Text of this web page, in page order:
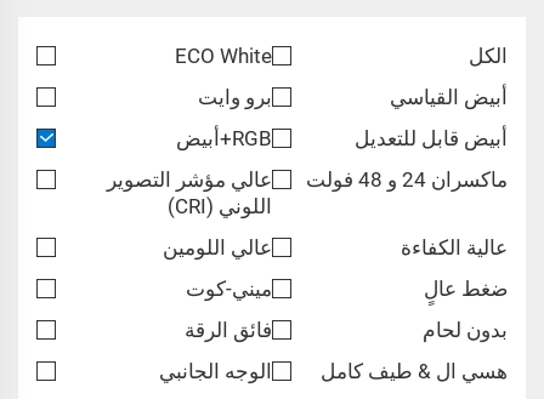
الكل
ECO White
أبيض القياسي
برو وايت
أبيض قابل للتعديل
RGB+أبيض
ماكسران 24 و 48 فولت
عالي مؤشر التصوير
اللوني (CRI)
عالية الكفاءة
عالي اللومين
ضغط عالٍ
ميني-كوت
بدون لحام
فائق الرقة
هسي ال & طيف كامل
الوجه الجانبي